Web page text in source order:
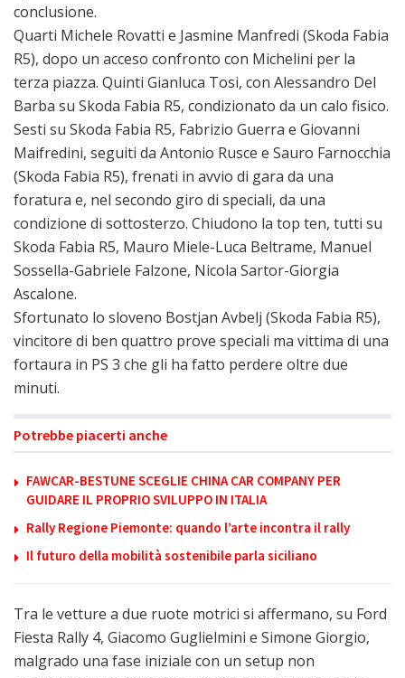
conclusione.
Quarti Michele Rovatti e Jasmine Manfredi (Skoda Fabia
R5), dopo un acceso confronto con Michelini per la
terza piazza. Quinti Gianluca Tosi, con Alessandro Del
Barba su Skoda Fabia R5, condizionato da un calo fisico.
Sesti su Skoda Fabia R5, Fabrizio Guerra e Giovanni
Maifredini, seguiti da Antonio Rusce e Sauro Farnocchia
(Skoda Fabia R5), frenati in avvio di gara da una
foratura e, nel secondo giro di speciali, da una
condizione di sottosterzo. Chiudono la top ten, tutti su
Skoda Fabia R5, Mauro Miele-Luca Beltrame, Manuel
Sossella-Gabriele Falzone, Nicola Sartor-Giorgia
Ascalone.
Sfortunato lo sloveno Bostjan Avbelj (Skoda Fabia R5),
vincitore di ben quattro prove speciali ma vittima di una
fortaura in PS 3 che gli ha fatto perdere oltre due
minuti.
Potrebbe piacerti anche
FAWCAR-BESTUNE SCEGLIE CHINA CAR COMPANY PER
GUIDARE IL PROPRIO SVILUPPO IN ITALIA
Rally Regione Piemonte: quando l’arte incontra il rally
Il futuro della mobilità sostenibile parla siciliano
Tra le vetture a due ruote motrici si affermano, su Ford
Fiesta Rally 4, Giacomo Guglielmini e Simone Giorgio,
malgrado una fase iniziale con un setup non